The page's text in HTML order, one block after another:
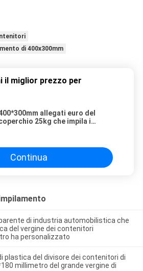
di 400x300mm
il miglior prezzo per
allegati euro del
25kg che impila i
Continua
di industria automobilistica che
del vergine dei contenitori
ha personalizzato
plastica del divisore dei contenitori di
millimetro del grande vergine di